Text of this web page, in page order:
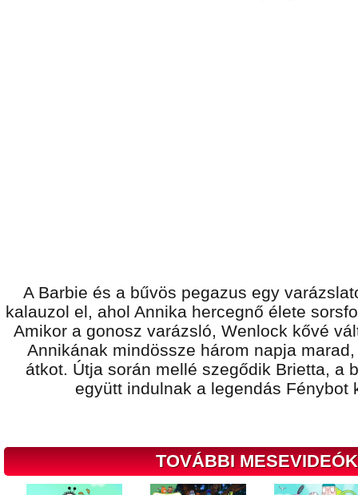
A Barbie és a bűvös pegazus egy
kalauzol el, ahol Annika hercegnő élete
Amikor a gonosz varázsló, Wenlock kővé
Annikának mindössze három napja
átkot. Útja során mellé szegődik Brietta, a
együtt indulnak a legendás Fénybot
TOVÁBBI